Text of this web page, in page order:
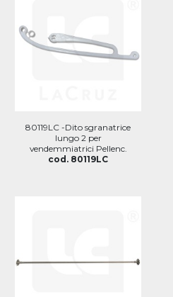
80119LC -Dito sgranatrice
lungo 2 per
vendemmiatrici Pellenc.
cod. 80119LC